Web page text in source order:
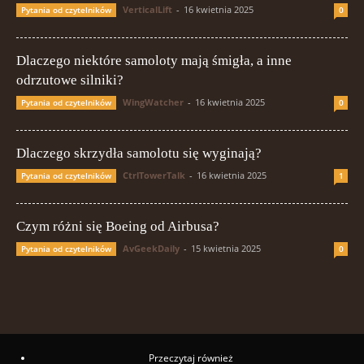
Pytania od czytelników VerticalLift - 16 kwietnia 2025 0
Dlaczego niektóre samoloty mają śmigła, a inne
odrzutowe silniki?
Pytania od czytelników WingWatcher - 16 kwietnia 2025 0
Dlaczego skrzydła samolotu się wyginają?
Pytania od czytelników CtrlTowerTalk - 16 kwietnia 2025 1
Czym różni się Boeing od Airbusa?
Pytania od czytelników AvGeekDaily - 15 kwietnia 2025 0
Przeczytaj również